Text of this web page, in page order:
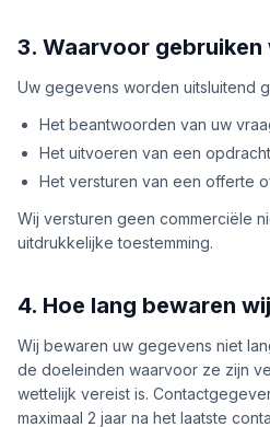
3. Waarvoor gebruiken
Uw gegevens worden uitsluitend
Het beantwoorden van uw
Het uitvoeren van een
Het versturen van een offerte
Wij versturen geen commerciële
uitdrukkelijke toestemming.
4. Hoe lang bewaren
Wij bewaren uw gegevens niet
de doeleinden waarvoor ze zijn
wettelijk vereist is.
maximaal 2 jaar na het laatste